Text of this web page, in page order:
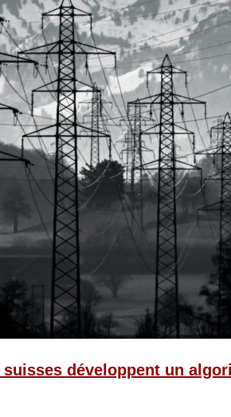
suisses développent un